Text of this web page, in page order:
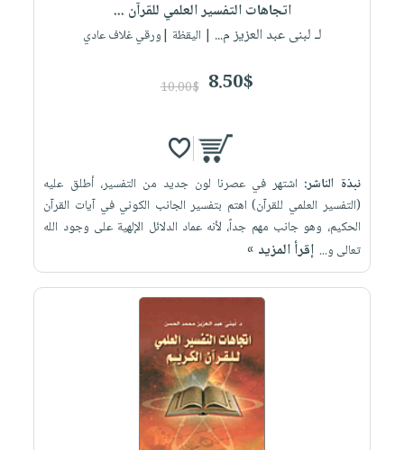
اتجاهات التفسير العلمي للقرآن ...
لـ لبنى عبد العزيز م... | اليقظة |ورقي غلاف عادي
8.50$
10.00$
نبذة الناشر: اشتهر في عصرنا لون جديد من التفسير، أطلق عليه
(التفسير العلمي للقرآن) اهتم بتفسير الجانب الكوني في آيات القرآن
الحكيم، وهو جانب مهم جداً، لأنه عماد الدلائل الإلهية على وجود الله
تعالى و... إقرأ المزيد »